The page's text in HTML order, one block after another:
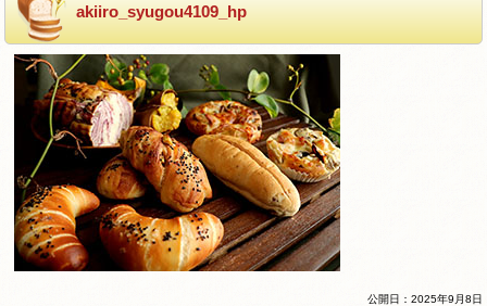
akiiro_syugou4109_hp
公開日：2025年9月8日